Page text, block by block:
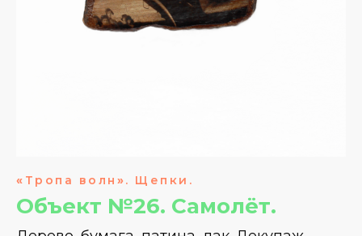
« Тропа волн » . Щепки.
Объект №26. Самолёт.